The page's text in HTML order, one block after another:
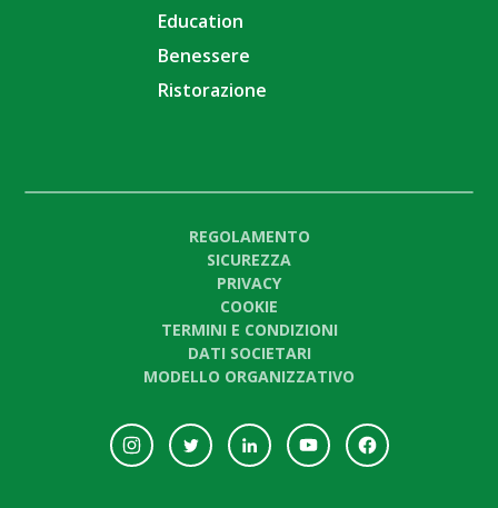
Education
Benessere
Ristorazione
REGOLAMENTO
SICUREZZA
PRIVACY
COOKIE
TERMINI E CONDIZIONI
DATI SOCIETARI
MODELLO ORGANIZZATIVO